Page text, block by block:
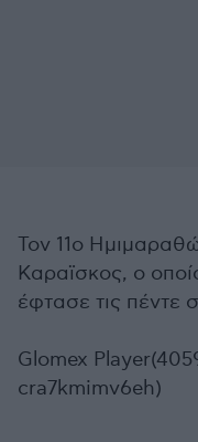
Τον 11ο
Καραϊσκος, ο
έφτασε τις πέντε
Glomex
cra7kmimv6eh)